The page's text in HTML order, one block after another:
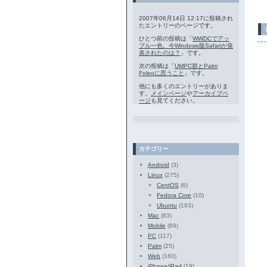
2007年06月14日 12:17に投稿され
たエントリーのページです。
ひとつ前の投稿は「WWDCでアッ
プル一色。今Windows版Safariが発
表されたのは？ 」です。
次の投稿は「UMPC群とPalm
Foleoに思うこと 」です。
他にも多くのエントリーがありま
す。
メインページやアーカイブペ
ージ も見てください。
カテゴリー
Android (3)
Linux (275)
CentOS (6)
Fedora Core (10)
Ubuntu (193)
Mac (83)
Mobile (89)
PC (117)
Palm (25)
Web (160)